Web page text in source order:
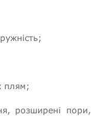
плям;
розширені пори,